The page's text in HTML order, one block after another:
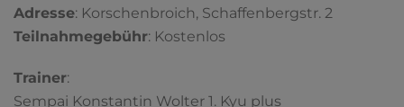
Adresse: Korschenbroich, Schaffenbergstr. 2
Teilnahmegebühr: Kostenlos
Trainer:
Sempai Konstantin Wolter 1. Kyu plus